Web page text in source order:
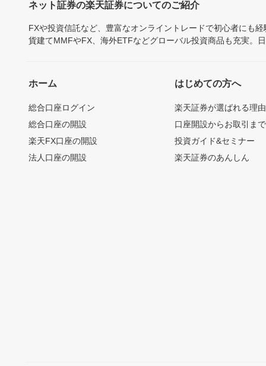
ネット証券の楽天証券についてのご紹介
FXや投資信託など、豊富なオンライントレードで初心者にも
貨建てMMFやFX、海外ETFなどグローバル投資商品も充実。
ホーム
総合口座ログイン
総合口座の開設
楽天FX口座の開設
法人口座の開設
はじめての方へ
楽天証券が選ばれる理由
口座開設からお取引ま
投資ガイド&セミナー
楽天証券のあんしん